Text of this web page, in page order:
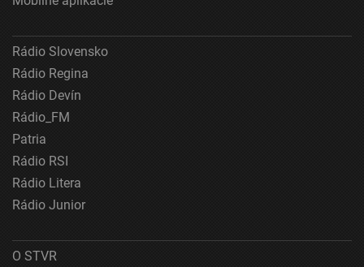
reklamy
Použiť profily na výber prispôsobeného obsahu
Meranie výkonnosti reklamy
Meranie výkonnosti obsahu
Pochopiť cieľové skupiny na základe štatistík
alebo spájania údajov z rôznych zdrojov
Rádio Slovensko
Rádio Regina
Rádio Devín
Rádio_FM
Patria
Rádio RSI
Rádio Litera
Rádio Junior
O STVR